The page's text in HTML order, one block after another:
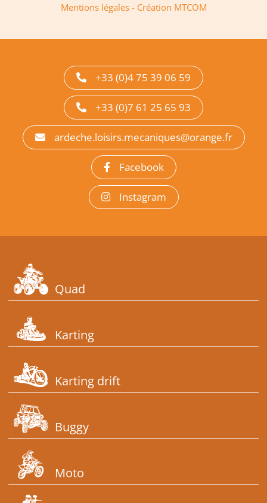
Mentions légales- Création MTCOM
+33 (0)4 75 39 06 59
+33 (0)7 61 25 65 93
ardeche.loisirs.mecaniques@orange.fr
Facebook
Instagram
Quad
Karting
Karting drift
Buggy
Moto